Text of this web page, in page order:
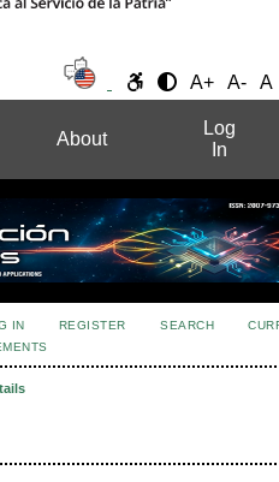
A+ A- A
About
Log
In
IN REGISTER SEARCH